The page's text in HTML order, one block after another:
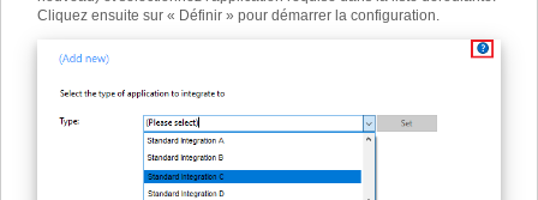
Cliquez ensuite sur « Définir » pour démarrer la configuration.